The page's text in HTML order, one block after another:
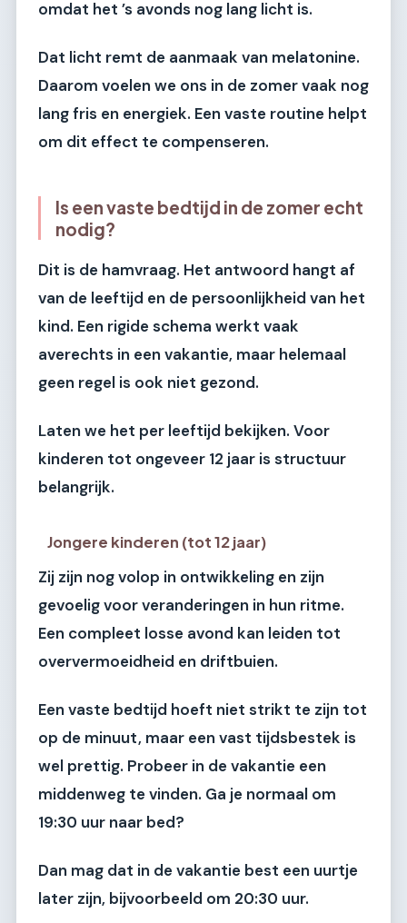
omdat het ’s avonds nog lang licht is.
Dat licht remt de aanmaak van melatonine.
Daarom voelen we ons in de zomer vaak nog
lang fris en energiek. Een vaste routine helpt
om dit effect te compenseren.
Is een vaste bedtijd in de zomer echt
nodig?
Dit is de hamvraag. Het antwoord hangt af
van de leeftijd en de persoonlijkheid van het
kind. Een rigide schema werkt vaak
averechts in een vakantie, maar helemaal
geen regel is ook niet gezond.
Laten we het per leeftijd bekijken. Voor
kinderen tot ongeveer 12 jaar is structuur
belangrijk.
Jongere kinderen (tot 12 jaar)
Zij zijn nog volop in ontwikkeling en zijn
gevoelig voor veranderingen in hun ritme.
Een compleet losse avond kan leiden tot
oververmoeidheid en driftbuien.
Een vaste bedtijd hoeft niet strikt te zijn tot
op de minuut, maar een vast tijdsbestek is
wel prettig. Probeer in de vakantie een
middenweg te vinden. Ga je normaal om
19:30 uur naar bed?
Dan mag dat in de vakantie best een uurtje
later zijn, bijvoorbeeld om 20:30 uur.